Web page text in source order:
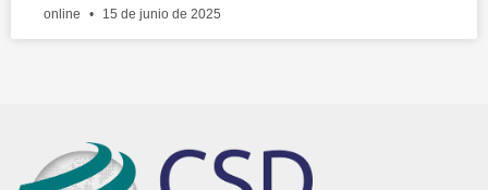
online 15 de junio de 2025